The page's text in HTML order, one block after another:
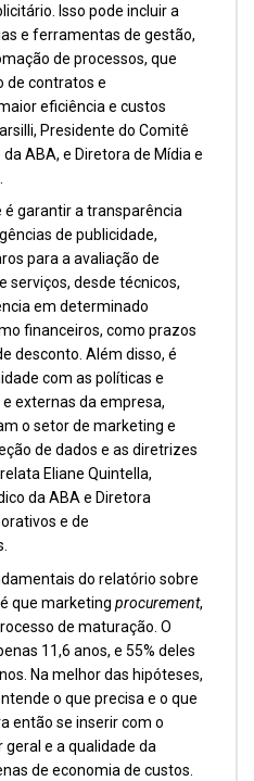
Isso pode incluir a
e ferramentas de gestão,
de processos, que
de contratos e
eficiência e custos
Presidente do Comitê
ABA, e Diretora de Mídia e
garantir a transparência
de publicidade,
para a avaliação de
serviços, desde técnicos,
em determinado
financeiros, como prazos
desconto. Além disso, é
com as políticas e
externas da empresa,
o setor de marketing e
de dados e as diretrizes
Eliane Quintella,
da ABA e Diretora
e de
do relatório sobre
que marketing procurement,
de maturação. O
11,6 anos, e 55% deles
Na melhor das hipóteses,
o que precisa e o que
então se inserir com o
e a qualidade da
de economia de custos.